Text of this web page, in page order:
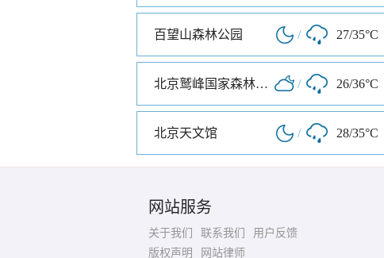
百望山森林公园 / 27/35°C
北京鹫峰国家森林公园 / 26/36°C
北京天文馆 / 28/35°C
网站服务
关于我们 联系我们
用户反馈
版权声明
网站律师